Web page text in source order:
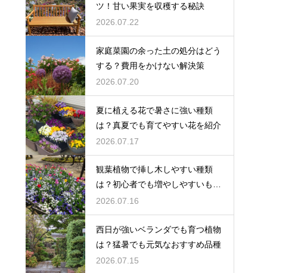
ツ！甘い果実を収穫する秘訣
2026.07.22
家庭菜園の余った土の処分はどう
する？費用をかけない解決策
2026.07.20
夏に植える花で暑さに強い種類
は？真夏でも育てやすい花を紹介
2026.07.17
観葉植物で挿し木しやすい種類
は？初心者でも増やしやすいもの
を紹介
2026.07.16
西日が強いベランダでも育つ植物
は？猛暑でも元気なおすすめ品種
2026.07.15